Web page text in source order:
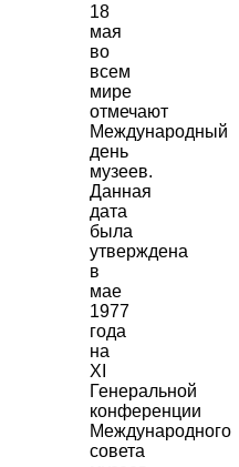
18
мая
во
всем
мире
отмечают
Международный
день
музеев.
Данная
дата
была
утверждена
в
мае
1977
года
на
XI
Генеральной
конференции
Международного
совета